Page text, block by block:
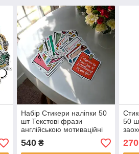
Набір Стикери наліпки 50
шт Текстові фрази
англійською мотиваційні
на телефон закладки eng
540₴
50
на
270